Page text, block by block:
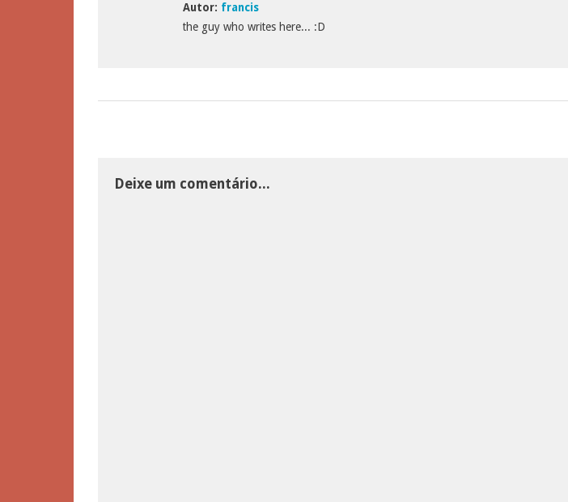
Autor: francis
the guy who writes here... :D
Deixe um comentário...